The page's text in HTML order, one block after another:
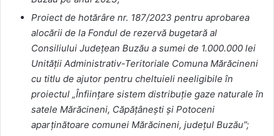
Proiect de hotărâre nr. 187/2023 pentru aprobarea
alocării de la Fondul de rezervă bugetară al
Consiliului Județean Buzău a sumei de 1.000.000 lei
Unității Administrativ-Teritoriale Comuna Mărăcineni
cu titlu de ajutor pentru cheltuieli neeligibile în
proiectul „Înființare sistem distribuție gaze naturale în
satele Mărăcineni, Căpățânești și Potoceni
aparținătoare comunei Mărăcineni, județul Buzău”;